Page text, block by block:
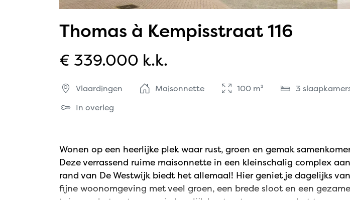
Thomas à Kempisstraat 116
€ 339.000 k.k.
Vlaardingen Maisonnette 100 m²
3
In overleg
Wonen op een heerlijke plek waar rust, groen en gemak
Deze verrassend ruime maisonnette in een kleinschalig complex
rand van De Westwijk biedt het allemaal! Hier geniet je dagelijks
fijne woonomgeving met veel groen, een brede sloot en een